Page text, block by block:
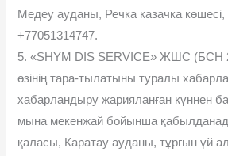
Медеу ауданы, Речка казачка көшесі,
+77051314747.
5. «SHYM DIS SERVICE» ЖШС (БСН
өзінің тара-тылатыны туралы
хабарландыру жарияланған күннен
мына мекенжай бойынша
қаласы, Каратау ауданы, тұрғын үй